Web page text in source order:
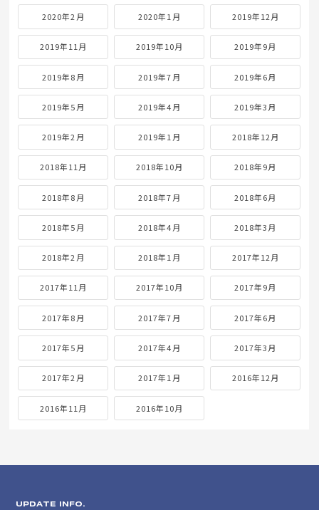
2020年2月 2020年1月 2019年12月
2019年11月 2019年10月 2019年9月
2019年8月 2019年7月 2019年6月
2019年5月 2019年4月 2019年3月
2019年2月 2019年1月 2018年12月
2018年11月 2018年10月 2018年9月
2018年8月 2018年7月 2018年6月
2018年5月 2018年4月 2018年3月
2018年2月 2018年1月 2017年12月
2017年11月 2017年10月 2017年9月
2017年8月 2017年7月 2017年6月
2017年5月 2017年4月 2017年3月
2017年2月 2017年1月 2016年12月
2016年11月 2016年10月
UPDATE INFO.